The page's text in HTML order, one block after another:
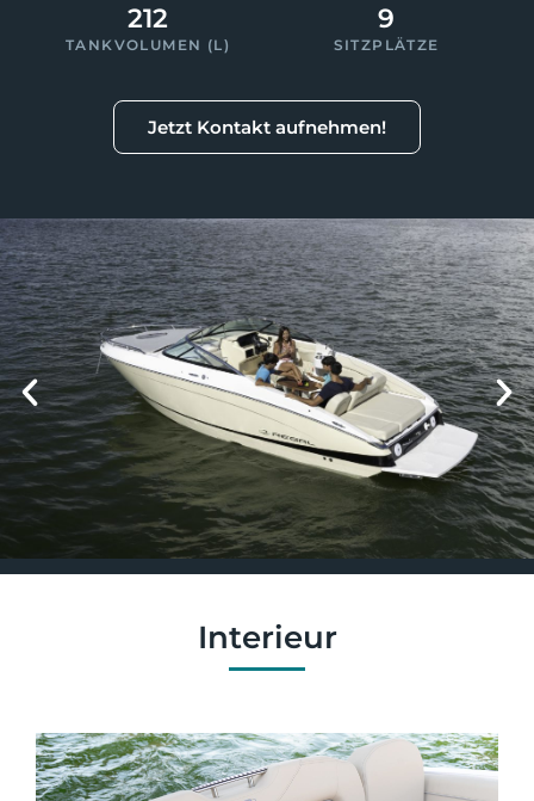
212
TANKVOLUMEN (L)
9
SITZPLÄTZE
Jetzt Kontakt aufnehmen!
Interieur